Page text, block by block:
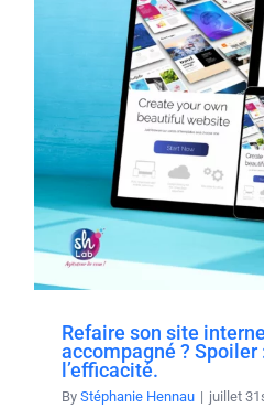
Refaire son site
accompagné ? Spoiler
l’efficacité.
By Stéphanie Hennau | juillet